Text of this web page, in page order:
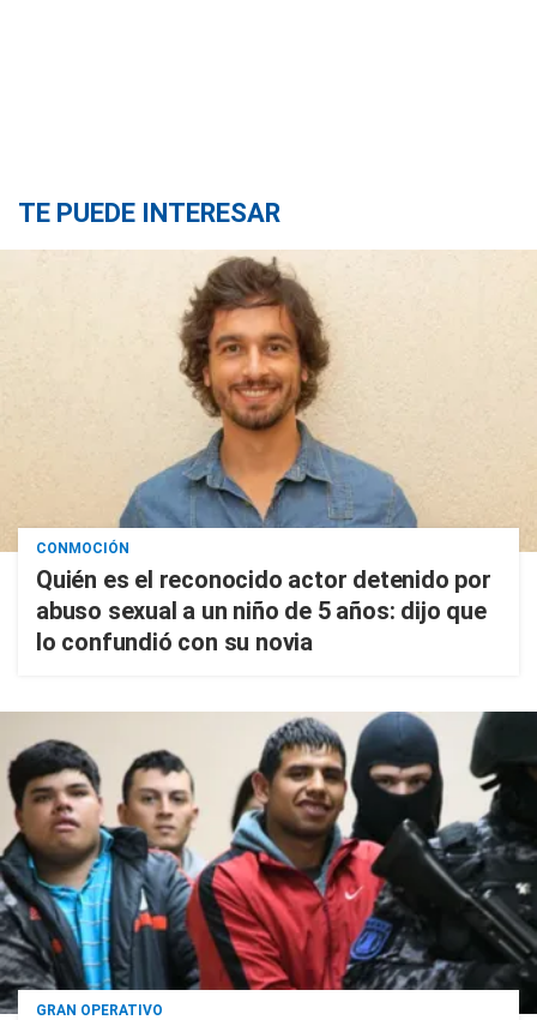
TE PUEDE INTERESAR
CONMOCIÓN
Quién es el reconocido actor detenido por
abuso sexual a un niño de 5 años: dijo que
lo confundió con su novia
GRAN OPERATIVO